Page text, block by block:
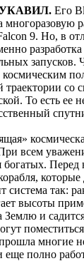
Его
многоразовую
9. Но, в
запусков.
траектории со
То есть ее
всем
Перед
так:
высоты
Землю и
многие
еще полно